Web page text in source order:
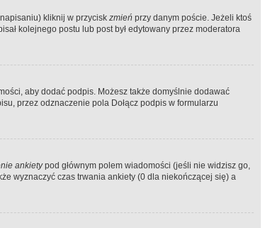
kliknij w przycisk zmień przy danym poście. Jeżeli ktoś
kolejnego postu lub post był edytowany przez moderatora
aby dodać podpis. Możesz także domyślnie dodawać
przez odznaczenie pola Dołącz podpis w formularzu
ankietypod głównym polem wiadomości (jeśli nie widzisz go,
wyznaczyć czas trwania ankiety (0 dla niekończącej się) a